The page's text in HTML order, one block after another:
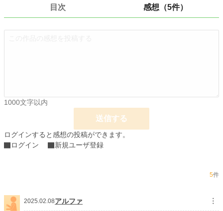
最後のお楽しみは、卒業パーティーの断罪＆婚約破棄。
思いっきりやらせて頂きます。
小説 7,656 位 / 228,743 件
恋愛 3,391 位 / 66,363 件
文字数 9,525
目次 感想（5件）
1000文字以内
送信する
ログインすると感想の投稿ができます。
ログイン
新規ユーザ登録
5件
2025.02.08アルファ ︙